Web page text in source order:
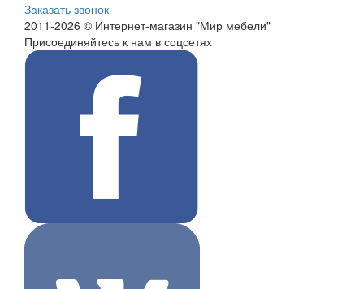
Заказать звонок
2011-2026 © Интернет-магазин "Мир мебели"
Присоединяйтесь к нам в соцсетях